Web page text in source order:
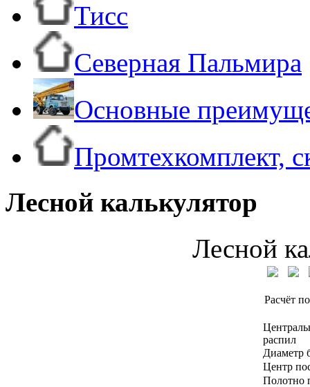
Тисс
Северная Пальмира
Основные
Промтехкомплект,
Лесной калькулятор
Лесной
Расчёт
распил
Диаметр
Центр
Полотно